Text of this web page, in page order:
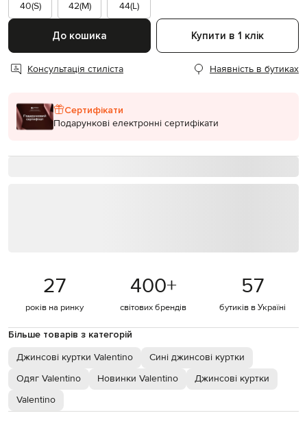
40(S)
42(M) 44(L)
До кошика Купити в 1 клік
Консультація стиліста Наявність в бутиках
Сертифікати
Подарункові електронні сертифікати
27
років на ринку
400+
світових брендів
57
бутиків в Україні
Більше товарів з категорій
Джинсові куртки Valentino
Сині джинсові куртки
Одяг Valentino
Новинки Valentino
Джинсові куртки
Valentino